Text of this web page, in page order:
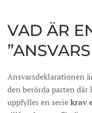
VAD ÄR
Ansvarsdeklarationen
den berörda parten
uppfyller en seriekrav